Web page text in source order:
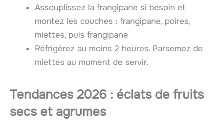
Assouplissez la frangipane si besoin et
montez les couches : frangipane, poires,
miettes, puis frangipane
Réfrigérez au moins 2 heures. Parsemez de
miettes au moment de servir.
Tendances 2026 : éclats de fruits
secs et agrumes